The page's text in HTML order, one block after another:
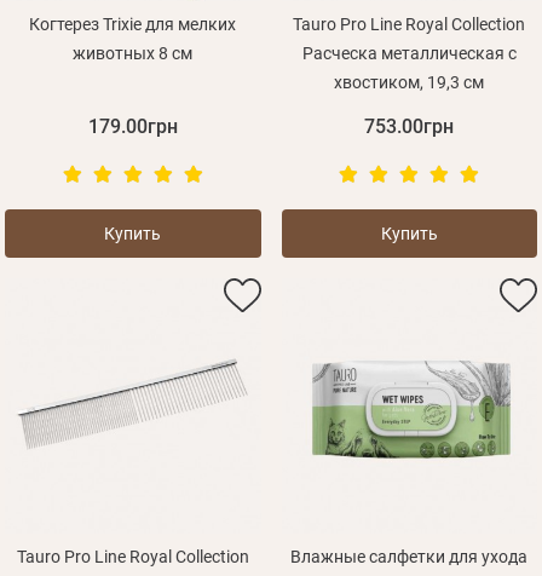
Когтерез Trixie для мелких
животных 8 см
179.00грн
Купить
Tauro Pro Line Royal Collection
Расческа металлическая с
хвостиком, 19,3 см
753.00грн
Купить
Tauro Pro Line Royal Collection
Влажные салфетки для ухода
Личные данные